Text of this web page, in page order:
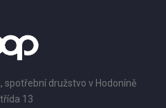
spotřební družstvo v Hodoníně
13